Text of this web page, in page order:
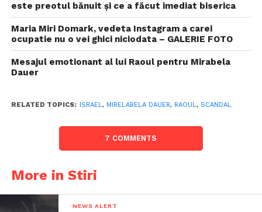
este preotul bănuit și ce a făcut imediat biserica
Maria Miri Domark, vedeta Instagram a carei
ocupatie nu o vei ghici niciodata – GALERIE FOTO
Mesajul emotionant al lui Raoul pentru Mirabela
Dauer
RELATED TOPICS: ISRAEL, MIRELABELA DAUER, RAOUL, SCANDAL
7 COMMENTS
More in Stiri
NEWS ALERT